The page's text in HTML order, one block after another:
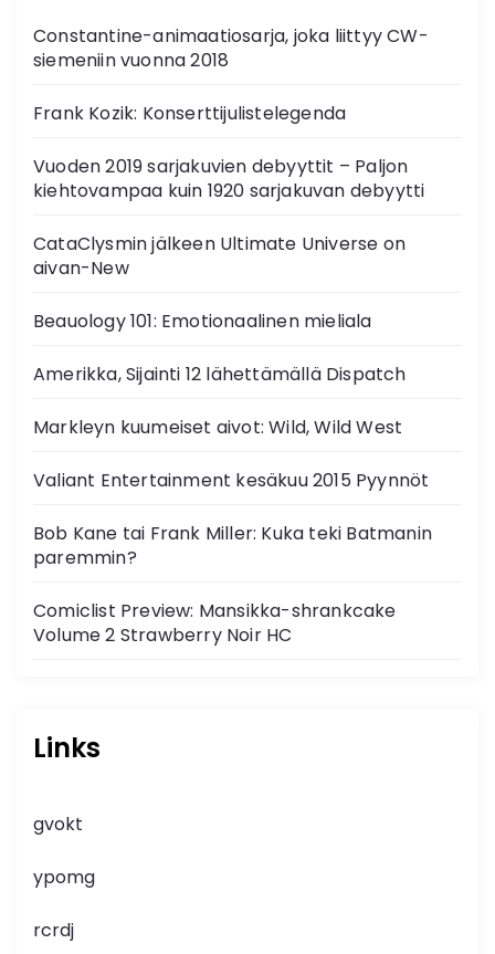
Constantine-animaatiosarja, joka liittyy CW-
siemeniin vuonna 2018
Frank Kozik: Konserttijulistelegenda
Vuoden 2019 sarjakuvien debyyttit – Paljon
kiehtovampaa kuin 1920 sarjakuvan debyytti
CataClysmin jälkeen Ultimate Universe on
aivan-New
Beauology 101: Emotionaalinen mieliala
Amerikka, Sijainti 12 lähettämällä Dispatch
Markleyn kuumeiset aivot: Wild, Wild West
Valiant Entertainment kesäkuu 2015 Pyynnöt
Bob Kane tai Frank Miller: Kuka teki Batmanin
paremmin?
Comiclist Preview: Mansikka-shrankcake
Volume 2 Strawberry Noir HC
Links
gvokt
ypomg
rcrdj